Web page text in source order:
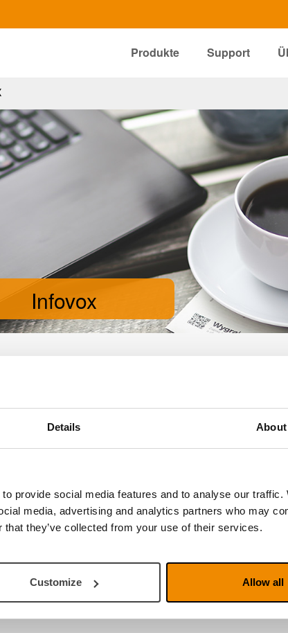
Details About
provide social media features and to analyse our traffic.
media, advertising and analytics partners who may
they’ve collected from your use of their services.
Customize Allow all
Produkte Support
Infovox